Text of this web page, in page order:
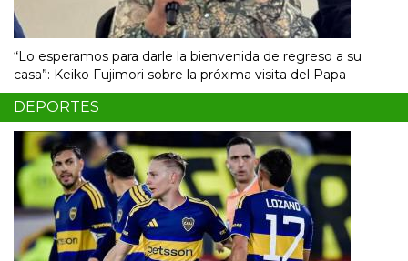
“Lo esperamos para darle la bienvenida de regreso a su
casa”: Keiko Fujimori sobre la próxima visita del Papa
DEPORTES